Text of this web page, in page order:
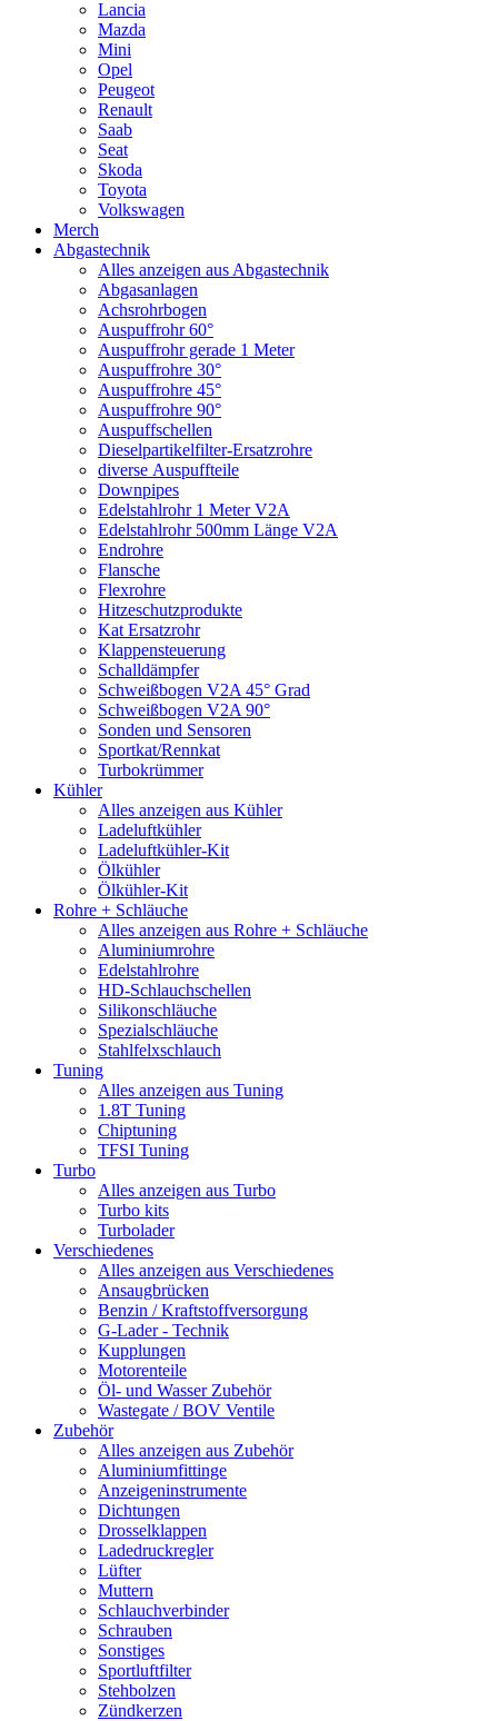
Lancia
Mazda
Mini
Opel
Peugeot
Renault
Saab
Seat
Skoda
Toyota
Volkswagen
Merch
Abgastechnik
Alles anzeigen aus Abgastechnik
Abgasanlagen
Achsrohrbogen
Auspuffrohr 60°
Auspuffrohr gerade 1 Meter
Auspuffrohre 30°
Auspuffrohre 45°
Auspuffrohre 90°
Auspuffschellen
Dieselpartikelfilter-Ersatzrohre
diverse Auspuffteile
Downpipes
Edelstahlrohr 1 Meter V2A
Edelstahlrohr 500mm Länge V2A
Endrohre
Flansche
Flexrohre
Hitzeschutzprodukte
Kat Ersatzrohr
Klappensteuerung
Schalldämpfer
Schweißbogen V2A 45° Grad
Schweißbogen V2A 90°
Sonden und Sensoren
Sportkat/Rennkat
Turbokrümmer
Kühler
Alles anzeigen aus Kühler
Ladeluftkühler
Ladeluftkühler-Kit
Ölkühler
Ölkühler-Kit
Rohre + Schläuche
Alles anzeigen aus Rohre + Schläuche
Aluminiumrohre
Edelstahlrohre
HD-Schlauchschellen
Silikonschläuche
Spezialschläuche
Stahlfelxschlauch
Tuning
Alles anzeigen aus Tuning
1.8T Tuning
Chiptuning
TFSI Tuning
Turbo
Alles anzeigen aus Turbo
Turbo kits
Turbolader
Verschiedenes
Alles anzeigen aus Verschiedenes
Ansaugbrücken
Benzin / Kraftstoffversorgung
G-Lader - Technik
Kupplungen
Motorenteile
Öl- und Wasser Zubehör
Wastegate / BOV Ventile
Zubehör
Alles anzeigen aus Zubehör
Aluminiumfittinge
Anzeigeninstrumente
Dichtungen
Drosselklappen
Ladedruckregler
Lüfter
Muttern
Schlauchverbinder
Schrauben
Sonstiges
Sportluftfilter
Stehbolzen
Zündkerzen